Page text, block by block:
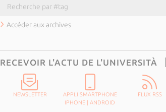
Accéder aux archives
RECEVOIR L'ACTU DE L'UNIVERSITÀ
NEWSLETTER
APPLI SMARTPHONE
IPHONE |ANDROID
FLUX RSS